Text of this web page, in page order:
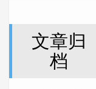
文章归
档